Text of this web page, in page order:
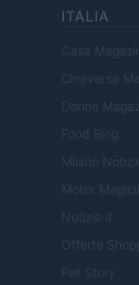
ITALIA
Casa
Cineverse
Donne
Food Blog
Milano Notizie
Motor
Notizie.it
Offerte
Pet Story